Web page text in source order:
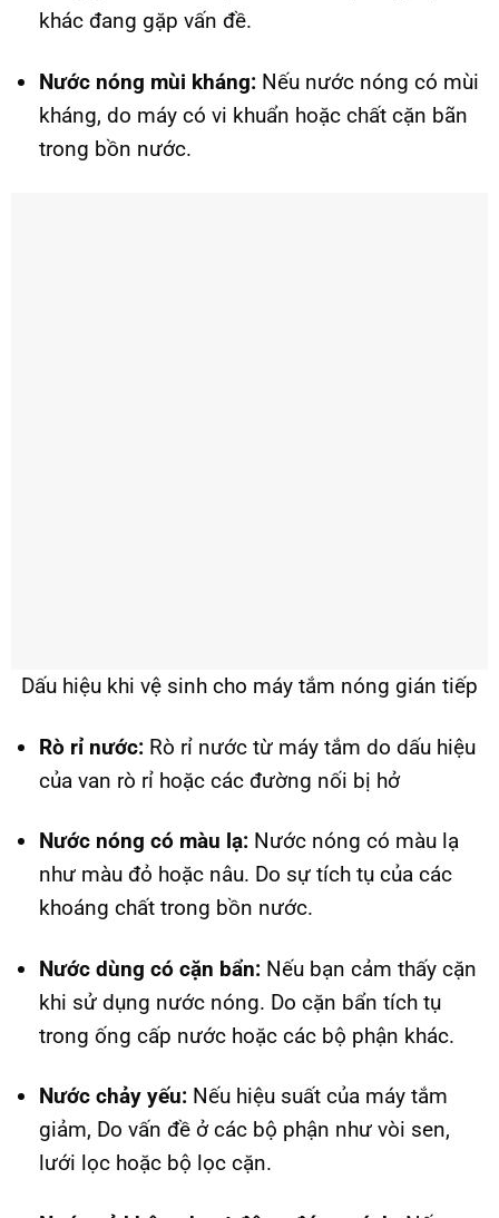
khác đang gặp vấn đề.
Nước nóng mùi kháng:Nếu nước nóng có mùi
kháng, do máy có vi khuẩn hoặc chất cặn bãn
trong bồn nước.
Dấu hiệu khi vệ sinh cho máy tắm nóng gián tiếp
Rò rỉ nước:Rò rỉ nước từ máy tắm do dấu hiệu
của van rò rỉ hoặc các đường nối bị hở
Nước nóng có màu lạ:Nước nóng có màu lạ
như màu đỏ hoặc nâu. Do sự tích tụ của các
khoáng chất trong bồn nước.
Nước dùng có cặn bẩn: Nếu bạn cảm thấy cặn
khi sử dụng nước nóng. Do cặn bẩn tích tụ
trong ống cấp nước hoặc các bộ phận khác.
Nước chảy yếu: Nếu hiệu suất của máy tắm
giảm, Do vấn đề ở các bộ phận như vòi sen,
lưới lọc hoặc bộ lọc cặn.